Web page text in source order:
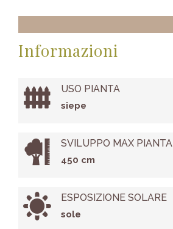
Informazioni
USO PIANTA
siepe
SVILUPPO MAX PIANTA
450 cm
ESPOSIZIONE SOLARE
sole